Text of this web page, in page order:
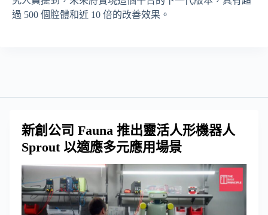
過 500 個腔體和近 10 倍的改善效果。
新創公司 Fauna 推出靈活人形機器人
Sprout 以適應多元應用場景